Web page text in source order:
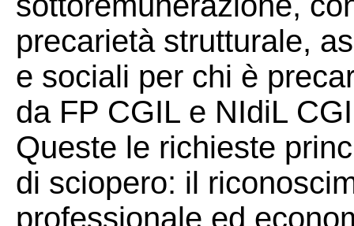
precarietà strutturale,
e sociali per chi è
da FP CGIL e NIdiL
Queste le richieste
di sciopero: il
professionale ed